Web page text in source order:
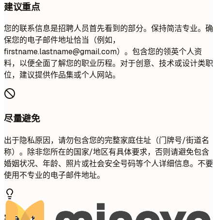
建议重点
您的联系信息是招聘人员首先看到的部分。保持简洁专业。确
保您的电子邮件地址恰当（例如，
firstname.lastname@gmail.com）。包含您的领英个人资
料，以便全面了解您的职业历程。对于创意、技术或设计类职
位，建议提供作品集或个人网站。
尽量避免
出于隐私原因，请勿包含您的完整家庭住址（门牌号/街道名
称）。除非您所在的国家/地区有具体要求，否则请避免包含
婚姻状况、年龄、照片或社会安全号码等个人详细信息。不要
使用不专业的电子邮件地址。